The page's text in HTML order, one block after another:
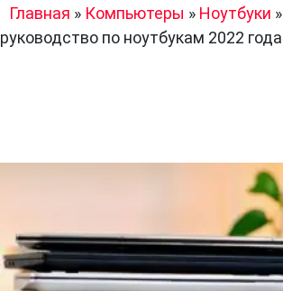
Главная » Компьютеры » Ноутбуки »
руководство по ноутбукам 2022 года